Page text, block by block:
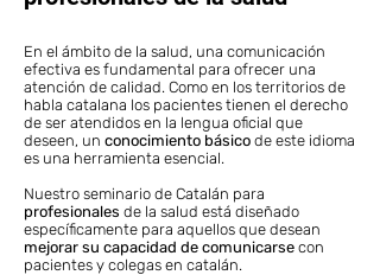
En el ámbito de la salud, una comunicación
efectiva es fundamental para ofrecer una
atención de calidad. Como en los territorios de
habla catalana los pacientes tienen el derecho
de ser atendidos en la lengua oficial que
deseen, un conocimiento básico de este idioma
es una herramienta esencial.
Nuestro seminario de Catalán para
profesionales de la salud está diseñado
específicamente para aquellos que desean
mejorar su capacidad de comunicarse con
pacientes y colegas en catalán.